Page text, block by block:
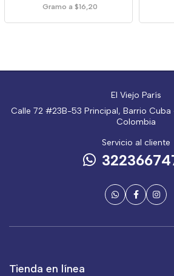
Gramo a $16,20
El Viejo París
Calle 72 #23B-53 Principal, Barrio
Colombia
Servicio al cliente
Tienda en línea